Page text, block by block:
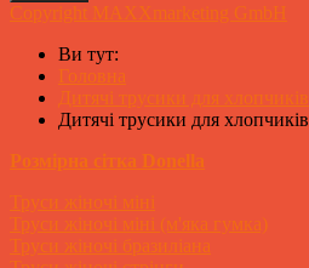
Copyright MAXXmarketing GmbH
Ви тут:
Головна
Дитячі трусики для хлопчиків
Дитячі трусики для хлопчиків
Розмірна сітка Donella
Труси жіночі міні
Труси жіночі міні (м'яка гумка)
Труси жіночі бразиліана